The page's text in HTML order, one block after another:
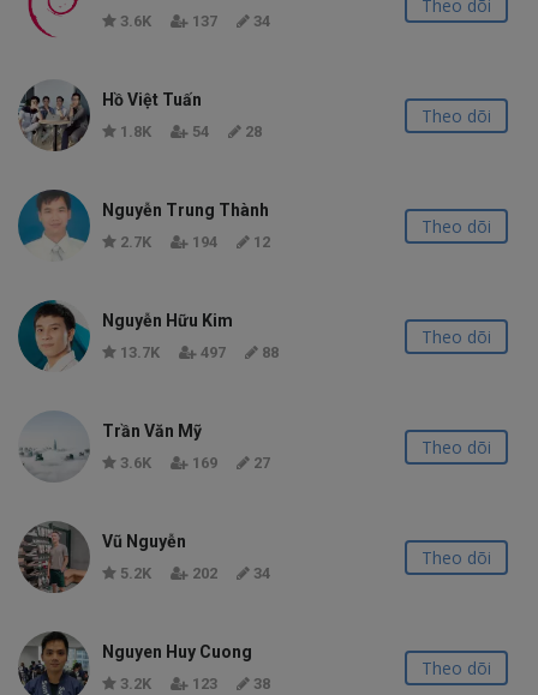
3.6K 137 34
Theo dõi
Hồ Việt Tuấn
1.8K 54 28
Theo dõi
Nguyễn Trung Thành
2.7K 194 12
Theo dõi
Nguyễn Hữu Kim
13.7K 497 88
Theo dõi
Trần Văn Mỹ
3.6K 169 27
Theo dõi
Vũ Nguyễn
5.2K 202 34
Theo dõi
Nguyen Huy Cuong
3.2K 123 38
Theo dõi